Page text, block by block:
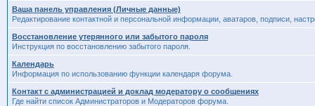
Ваша панель управления (Личные данные)
Редактирование контактной и персональной информации, аватаров, подписи,
Восстановление утерянного или забытого пароля
Инструкция по восстановлению забытого пароля.
Календарь
Информация по использованию функции календаря форума.
Контакт с администрацией и доклад модератору о сообщениях
Где найти список Администраторов и Модераторов форума.